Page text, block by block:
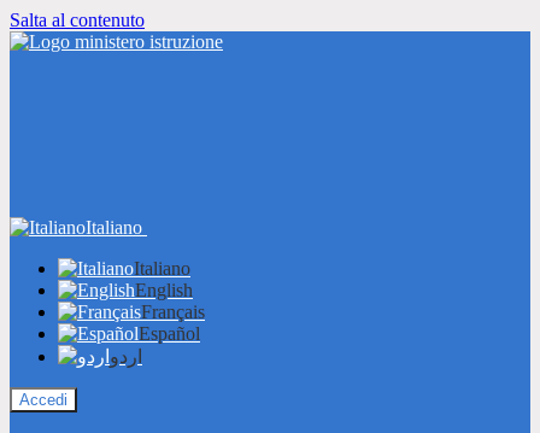
Salta al contenuto
Italiano
Italiano
English
Français
Español
اردو
Accedi